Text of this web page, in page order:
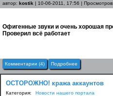
автор: kostik | 10-06-2011, 17:56 | Просмотров:
Офигенные звуки и очень хорошая
Проверил всё работает
Комментарии (4) Подробнее
ОСТОРОЖНО! кража аккаунтов
Категория: Новости нашего портала